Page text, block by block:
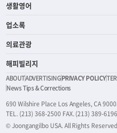
생활영어
업소록
의료관광
해피빌리지
ABOUTADVERTISINGPRIVACY POLICY
News Tips & Corrections
690 Wilshire Place Los Angeles, CA
TEL. (213) 368-2500 FAX. (213) 389-6196
© Joongangilbo USA. All Rights